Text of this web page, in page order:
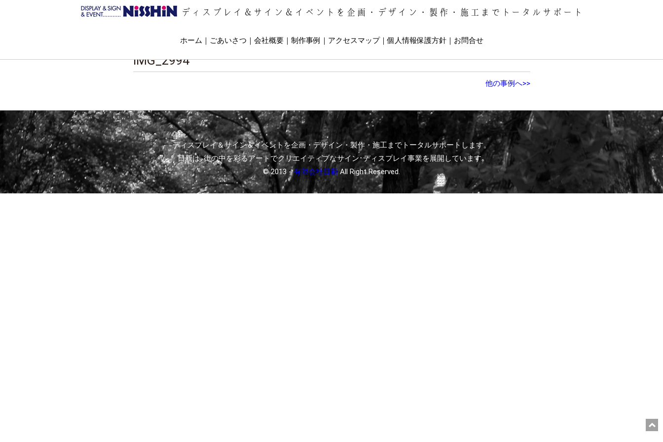
ディスプレイ＆サイン＆イベントを企画・デザイン・製作・施工までトータルサポート
ホーム ごあいさつ 会社概要 制作事例 アクセスマップ 個人情報保護方針 お問合せ
IMG_2994
他の事例へ>>
ディスプレイ＆サイン＆イベントを企画・デザイン・製作・施工までトータルサポートします。
日新は､街の中を彩るアートでクリエイティブなサイン･ディスプレイ事業を展開しています｡
© 2013 -有限会社日新 All Right Reserved.